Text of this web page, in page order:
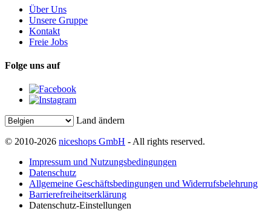
Über Uns
Unsere Gruppe
Kontakt
Freie Jobs
Folge uns auf
Land ändern
© 2010-2026 niceshops GmbH - All rights reserved.
Impressum und Nutzungsbedingungen
Datenschutz
Allgemeine Geschäftsbedingungen und Widerrufsbelehrung
Barrierefreiheitserklärung
Datenschutz-Einstellungen